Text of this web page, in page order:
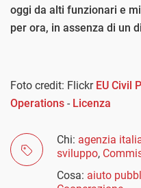
oggi da alti funzionari e
per ora, in assenza di un
Foto credit: Flickr EU Civil
Operations - Licenza
Chi: agenzia
sviluppo,
Cosa: aiuto